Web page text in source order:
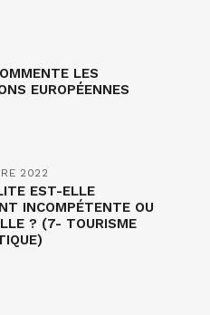
LES
EUROPÉENNES
2022
EST-ELLE
INCOMPÉTENTE OU
? (7- TOURISME